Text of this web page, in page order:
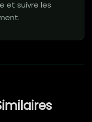
et suivre les